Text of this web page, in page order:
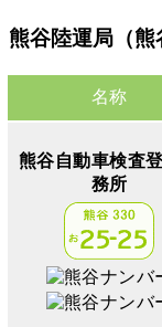
熊谷陸運局（熊
名称
熊谷自動車検査
務所